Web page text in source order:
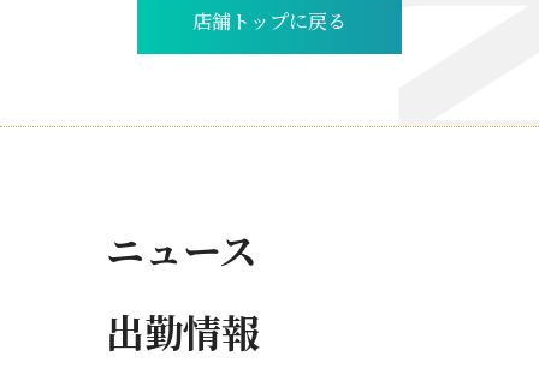
店舗トップに戻る
ニュース
出勤情報